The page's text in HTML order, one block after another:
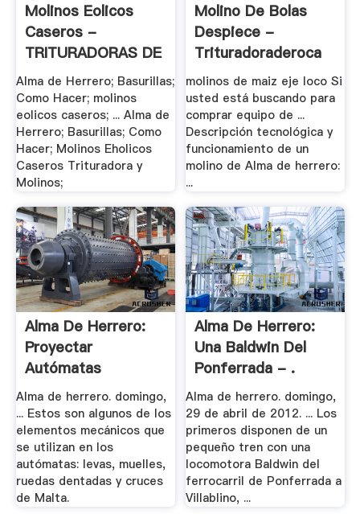
Molinos Eolicos
Caseros -
TRITURADORAS DE
.
Alma de Herrero; Basurillas;
Como Hacer; molinos
eolicos caseros; ... Alma de
Herrero; Basurillas; Como
Hacer; Molinos Eholicos
Caseros Trituradora y
Molinos;
Molino De Bolas
Despiece -
Trituradoraderoca
molinos de maiz eje loco Si
usted está buscando para
comprar equipo de ...
Descripción tecnológica y
funcionamiento de un
molino de Alma de herrero:
...
Alma De Herrero:
Proyectar
Autómatas
Mecánicos
Alma de herrero. domingo,
... Estos son algunos de los
elementos mecánicos que
se utilizan en los
autómatas: levas, muelles,
ruedas dentadas y cruces
de Malta.
Alma De Herrero:
Una Baldwin Del
Ponferrada - .
Alma de herrero. domingo,
29 de abril de 2012. ... Los
primeros disponen de un
pequeño tren con una
locomotora Baldwin del
ferrocarril de Ponferrada a
Villablino, ...